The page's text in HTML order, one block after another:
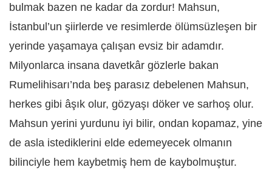
bulmak bazen ne kadar da zordur! Mahsun,
İstanbul’un şiirlerde ve resimlerde ölümsüzleşen bir
yerinde yaşamaya çalışan evsiz bir adamdır.
Milyonlarca insana davetkâr gözlerle bakan
Rumelihisarı’nda beş parasız debelenen Mahsun,
herkes gibi âşık olur, gözyaşı döker ve sarhoş olur.
Mahsun yerini yurdunu iyi bilir, ondan kopamaz, yine
de asla istediklerini elde edemeyecek olmanın
bilinciyle hem kaybetmiş hem de kaybolmuştur.